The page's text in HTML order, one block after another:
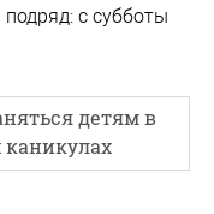
с субботы
детям в
каникулах